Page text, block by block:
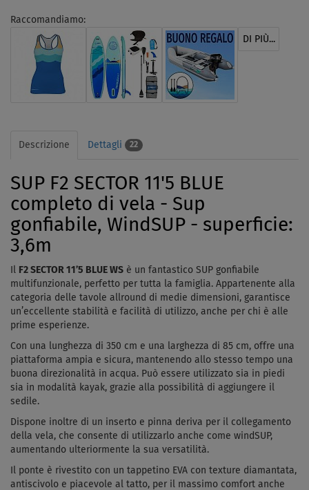
Raccomandiamo:
DI PIÙ...
Descrizione Dettagli 22
SUP F2 SECTOR 11'5 BLUE
completo di vela - Sup
gonfiabile, WindSUP - superficie:
3,6m
Il F2 SECTOR 11’5 BLUE WS è un fantastico SUP gonfiabile
multifunzionale, perfetto per tutta la famiglia. Appartenente alla
categoria delle tavole allround di medie dimensioni, garantisce
un’eccellente stabilità e facilità di utilizzo, anche per chi è alle
prime esperienze.
Con una lunghezza di 350 cm e una larghezza di 85 cm, offre una
piattaforma ampia e sicura, mantenendo allo stesso tempo una
buona direzionalità in acqua. Può essere utilizzato sia in piedi
sia in modalità kayak, grazie alla possibilità di aggiungere il
sedile.
Dispone inoltre di un inserto e pinna deriva per il collegamento
della vela, che consente di utilizzarlo anche come windSUP,
aumentando ulteriormente la sua versatilità.
Il ponte è rivestito con un tappetino EVA con texture diamantata,
antiscivolo e piacevole al tatto, per il massimo comfort anche